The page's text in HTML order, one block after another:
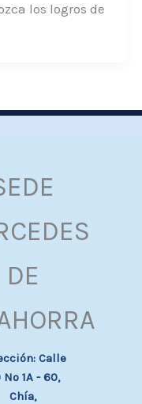
los logros de
DE
Calle
Nº 1A - 60,
Chía,